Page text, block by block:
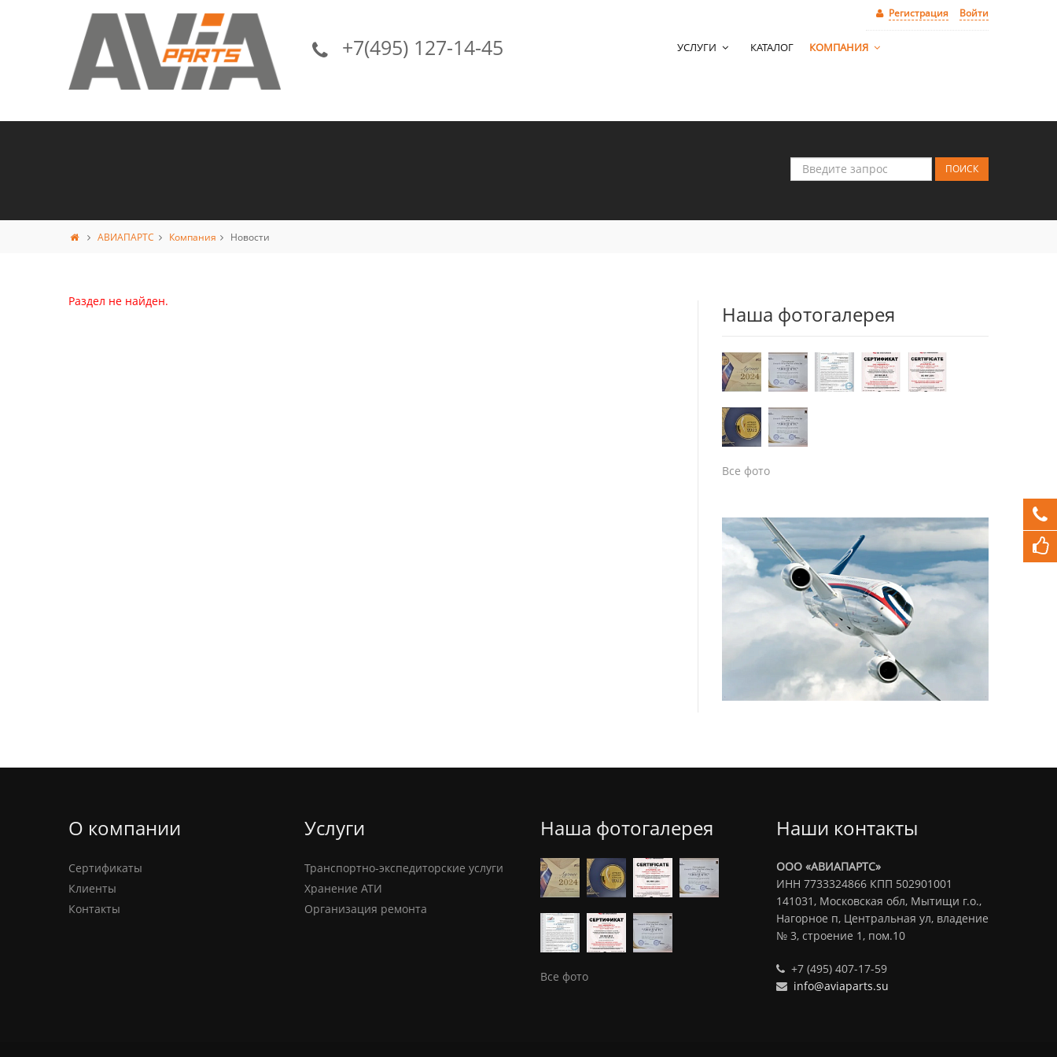
Регистрация Войти
+7(495) 127-14-45 УСЛУГИ КАТАЛОГ КОМПАНИЯ
АВИАПАРТС Компания Новости
Раздел не найден.
Наша фотогалерея
Все фото
О компании
Сертификаты
Клиенты
Контакты
Услуги
Транспортно-экспедиторские услуги
Хранение АТИ
Организация ремонта
Наша фотогалерея
Все фото
Наши контакты
ООО «АВИАПАРТС»
ИНН 7733324866 КПП 502901001
141031, Московская обл, Мытищи г.о.,
Нагорное п, Центральная ул, владение
№ 3, строение 1, пом.10
+7 (495) 407-17-59
info@aviaparts.su